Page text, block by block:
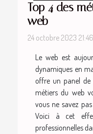
Top 4 des
web
24 octobre 2023 21:46
Le web est
dynamiques en
offre un panel de
métiers du web
vous ne savez
Voici à cet
professionnelles